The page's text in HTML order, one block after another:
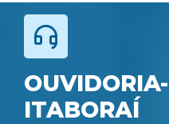
ITABORAÍ